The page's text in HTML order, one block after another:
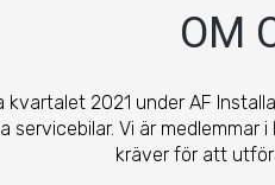
OM
2021 under AF
servicebilar. Vi är
kräver för att